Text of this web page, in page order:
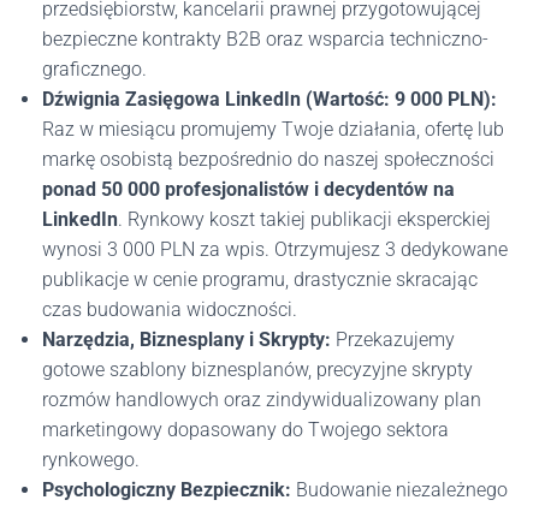
przedsiębiorstw, kancelarii prawnej przygotowującej
bezpieczne kontrakty B2B oraz wsparcia techniczno-
graficznego.
Dźwignia Zasięgowa LinkedIn (Wartość: 9 000 PLN):
Raz w miesiącu promujemy Twoje działania, ofertę lub
markę osobistą bezpośrednio do naszej społeczności
ponad 50 000 profesjonalistów i decydentów na
LinkedIn. Rynkowy koszt takiej publikacji eksperckiej
wynosi 3 000 PLN za wpis. Otrzymujesz 3 dedykowane
publikacje w cenie programu, drastycznie skracając
czas budowania widoczności.
Narzędzia, Biznesplany i Skrypty: Przekazujemy
gotowe szablony biznesplanów, precyzyjne skrypty
rozmów handlowych oraz zindywidualizowany plan
marketingowy dopasowany do Twojego sektora
rynkowego.
Psychologiczny Bezpiecznik: Budowanie niezależnego